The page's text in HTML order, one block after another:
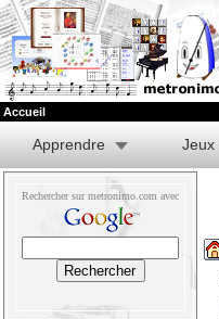
Accueil
Apprendre Jeux
Rechercher sur metronimo.com avec